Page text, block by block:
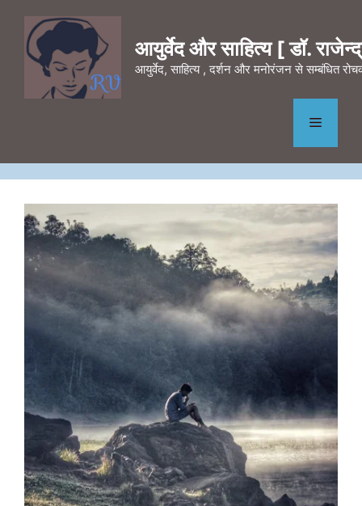
content
आयुर्वेद और साहित्य [ डॉ.
आयुर्वेद, साहित्य , दर्शन और मनोरंजन से सम्बंधित
Menu